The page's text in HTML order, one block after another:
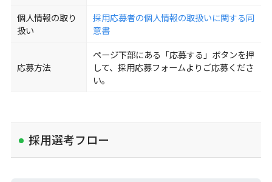
個人情報の取り
扱い
採用応募者の個人情報の取扱いに関する同
意書
応募方法
ページ下部にある「応募する」ボタンを押
して、採用応募フォームよりご応募くださ
い。
採用選考フロー